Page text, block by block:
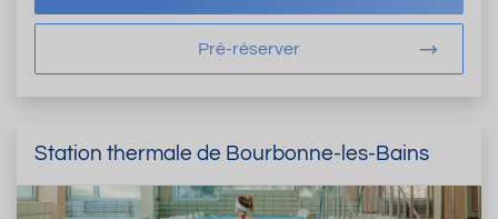
Pré-réserver
Station thermale de Bourbonne-les-Bains